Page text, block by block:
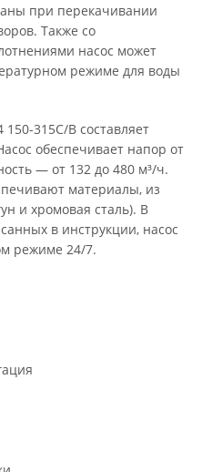
при перекачивании
Также со
насос может
режиме для воды
315C/B составляет
обеспечивает напор от
— от 132 до 480 м³/ч.
материалы, из
и хромовая сталь). В
в инструкции, насос
режиме 24/7.